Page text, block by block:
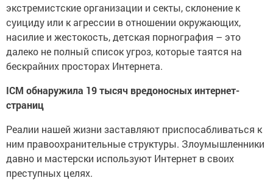
экстремистские организации и секты, склонение к
суициду или к агрессии в отношении окружающих,
насилие и жестокость, детская порнография – это
далеко не полный список угроз, которые таятся на
бескрайних просторах Интернета.
ICM обнаружила 19 тысяч вредоносных интернет-
страниц
Реалии нашей жизни заставляют приспосабливаться к
ним правоохранительные структуры. Злоумышленники
давно и мастерски используют Интернет в своих
преступных целях.